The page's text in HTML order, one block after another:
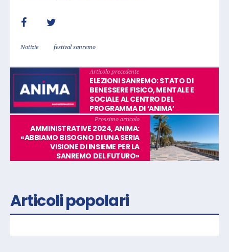
Notizie festival sanremo
Articolo precedente
ELEZIONI SANREMO: STATO DI
BENESSERE FISICO, MENTALE E
SOCIALE AL CENTRO DEL
PROGRAMMA DI ‘ANIMA’
Prossimo articolo
AMMINISTRATIVE 2024, ANIMA:
«ABBIAMO BISOGNO DI UNA SERIA
VISIONE DI INSIEME PER LA
SANREMO DEL FUTURO»
Articoli popolari